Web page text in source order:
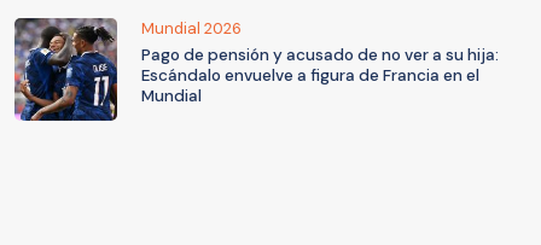
Mundial 2026
Pago de pensión y acusado de no ver a su hija:
Escándalo envuelve a figura de Francia en el
Mundial